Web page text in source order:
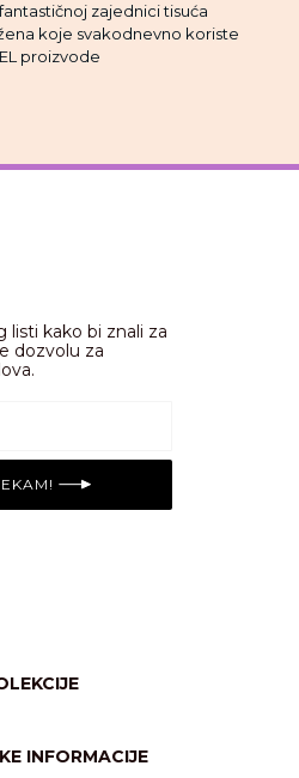
zajednici tisuća
koje svakodnevno koriste
proizvode
listi kako bi znali za
dozvolu za
tijela
INFORMACIJE